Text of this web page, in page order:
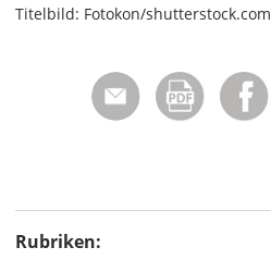
Titelbild: Fotokon/shutterstock.com
Rubriken: